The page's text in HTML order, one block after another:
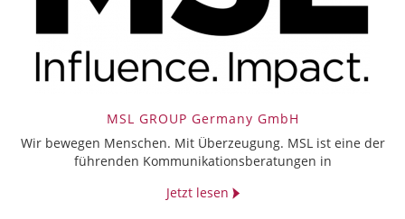
MSL GROUP Germany GmbH
Wir bewegen Menschen. Mit Überzeugung. MSL ist eine der
führenden Kommunikationsberatungen in
Jetzt lesen